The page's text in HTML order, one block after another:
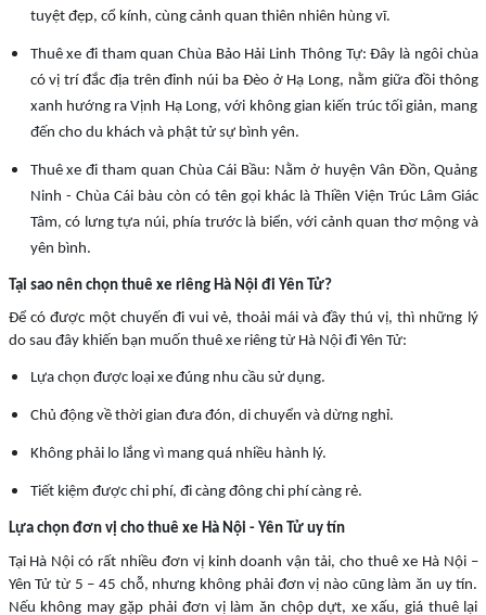
tuyệt đẹp, cổ kính, cùng cảnh quan thiên nhiên hùng vĩ.
Thuê xe đi tham quan Chùa Bảo Hải Linh Thông Tự: Đây là ngôi chùa
có vị trí đắc địa trên đỉnh núi ba Đèo ở Hạ Long, nằm giữa đồi thông
xanh hướng ra Vịnh Hạ Long, với không gian kiến trúc tối giản, mang
đến cho du khách và phật tử sự bình yên.
Thuê xe đi tham quan Chùa Cái Bầu: Nằm ở huyện Vân Đồn, Quảng
Ninh - Chùa Cái bàu còn có tên gọi khác là Thiền Viện Trúc Lâm Giác
Tâm, có lưng tựa núi, phía trước là biển, với cảnh quan thơ mộng và
yên bình.
Tại sao nên chọn thuê xe riêng Hà Nội đi Yên Tử?
Để có được một chuyến đi vui vẻ, thoải mái và đầy thú vị, thì những lý
do sau đây khiến bạn muốn thuê xe riêng từ Hà Nội đi Yên Tử:
Lựa chọn được loại xe đúng nhu cầu sử dụng.
Chủ động về thời gian đưa đón, di chuyển và dừng nghỉ.
Không phải lo lắng vì mang quá nhiều hành lý.
Tiết kiệm được chi phí, đi càng đông chi phí càng rẻ.
Lựa chọn đơn vị cho thuê xe Hà Nội - Yên Tử uy tín
Tại Hà Nội có rất nhiều đơn vị kinh doanh vận tải, cho thuê xe Hà Nội –
Yên Tử từ 5 – 45 chỗ, nhưng không phải đơn vị nào cũng làm ăn uy tín.
Nếu không may gặp phải đơn vị làm ăn chộp dựt, xe xấu, giá thuê lại